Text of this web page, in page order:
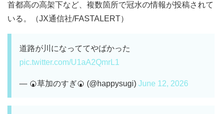
首都高の高架下など、複数箇所で冠水の情報が投稿されて
いる。（JX通信社/FASTALERT）
道路が川になっててやばかった
pic.twitter.com/U1aA2QmrL1
— 🍘草加のすぎ🍘 (@happysugi) June 12, 2026